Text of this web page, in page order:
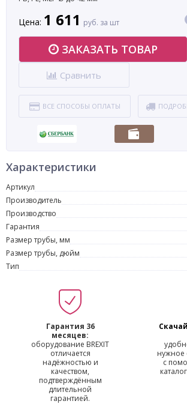
Цена: 1 611 руб. за шт
ЗАКАЗАТЬ ТОВАР
Сравнить
ВСЕ СПОСОБЫ ОПЛАТЫ
Характеристики
Артикул
Производитель
Производство
Гарантия
Размер трубы, мм
Размер трубы, дюйм
Тип
Гарантия 36
месяцев:
оборудование BREXIT
отличается
надёжностью и
качеством,
подтверждённым
длительной
гарантией.
нужное
с